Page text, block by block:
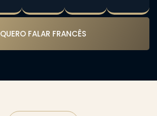
QUERO FALAR FRANCÊS